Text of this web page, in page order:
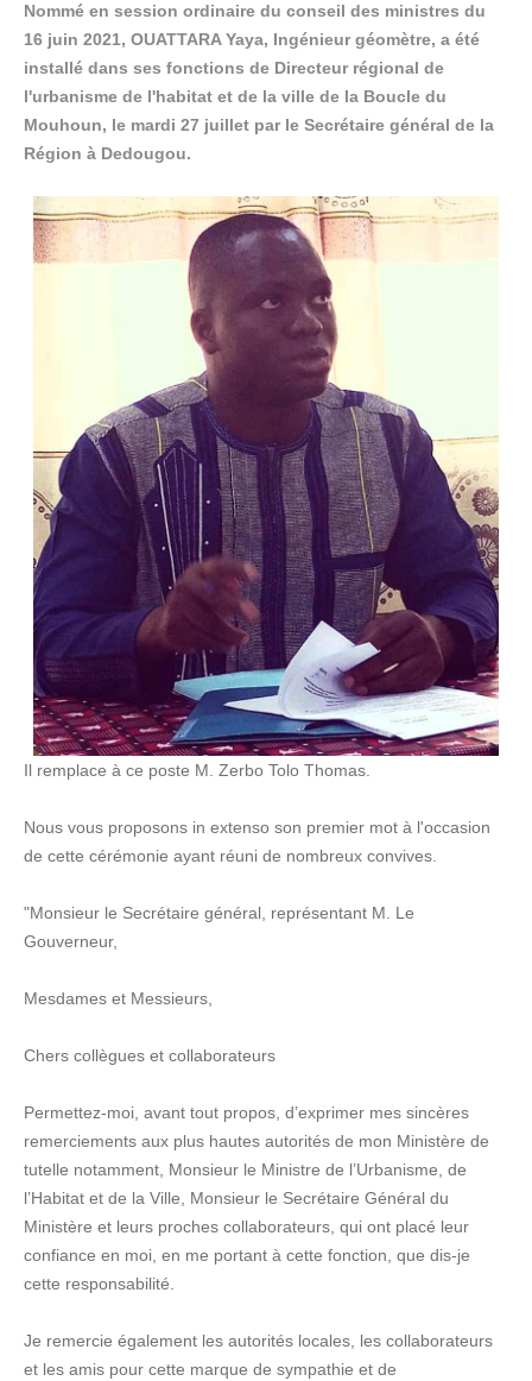
Nommé en session ordinaire du conseil des ministres du
16 juin 2021, OUATTARA Yaya, Ingénieur géomètre, a été
installé dans ses fonctions de Directeur régional de
l'urbanisme de l'habitat et de la ville de la Boucle du
Mouhoun, le mardi 27 juillet par le Secrétaire général de la
Région à Dedougou.
Il remplace à ce poste M. Zerbo Tolo Thomas.
Nous vous proposons in extenso son premier mot à l'occasion
de cette cérémonie ayant réuni de nombreux convives.
"Monsieur le Secrétaire général, représentant M. Le
Gouverneur,
Mesdames et Messieurs,
Chers collègues et collaborateurs
Permettez-moi, avant tout propos, d’exprimer mes sincères
remerciements aux plus hautes autorités de mon Ministère de
tutelle notamment, Monsieur le Ministre de l’Urbanisme, de
l’Habitat et de la Ville, Monsieur le Secrétaire Général du
Ministère et leurs proches collaborateurs, qui ont placé leur
confiance en moi, en me portant à cette fonction, que dis-je
cette responsabilité.
Je remercie également les autorités locales, les collaborateurs
et les amis pour cette marque de sympathie et de